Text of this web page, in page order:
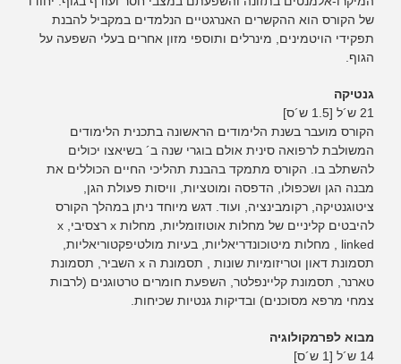
של הקורס הוא ההקשרים האנרגטיים הנלמדים במקביל להבנת
תפקידי הויטמינים, מינרלים ותוספי מזון אחרים בעלי השפעה על
הגוף.
גנטיקה
21 ש´ל [1.5 ש´ס]
הקורס מועבר בשנת הלימודים הראשונה בתכנית הלימודים
המשולבת לרפואה סינית אולם בוגרי שנה ב´ בשיאצו יכולים
להשתלב בו. הקורס מתמקד בהבנת תהליכי החיים הכוללים את
מבנה הגן ושכפולו, הדפסה ומוטציות, וויסות פעולת הגן,
ציטוגנטיקה, רקומבינציה, ועוד. דגש מיוחד ניתן במהלך הקורס
להיבטים קליניים של מחלות אוטוזומליות, מחלות x רצסיבי, x
linked , מחלות מיטוכונדריאליות, בעיות מולטיפקטוריאליות,
תסמונת דאון וטריזומיות שונות , תסמונת ה x השביר, תסמונת
טארנר, תסמונת קליינפלטר, השפעת חומרים טרטוגנים (לרבות
צמחי מרפא מסוכנים) ובדיקות גנטיות שכיחות.
מבוא לפרמקולוגיה
14 ש´ל [1 ש´ס]